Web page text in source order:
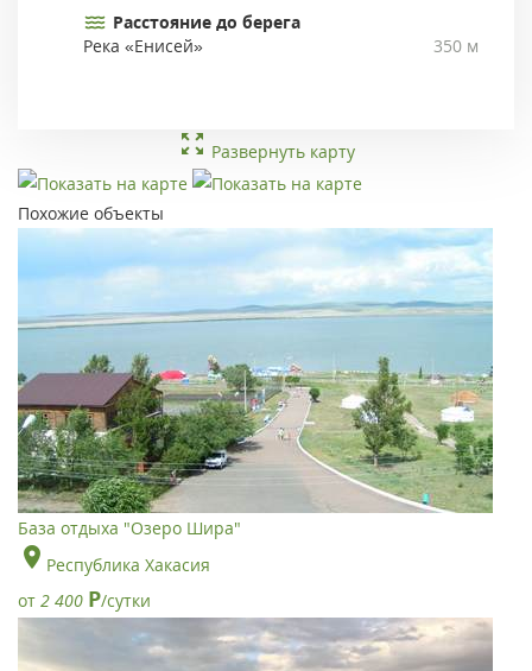
Расстояние до берега
Река «Енисей»
350 м
Развернуть карту
Похожие объекты
База отдыха "Озеро Шира"
Республика Хакасия
от 2 400 Р/сутки